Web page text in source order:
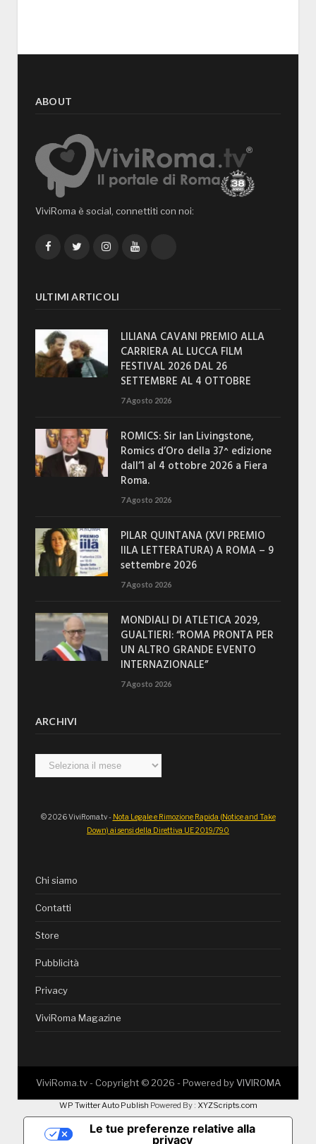
ABOUT
ViviRoma è social, connettiti con noi:
FacebookTwitterInstagramYouTube
ULTIMI ARTICOLI
LILIANA CAVANI PREMIO ALLA
CARRIERA AL LUCCA FILM
FESTIVAL 2026 DAL 26
SETTEMBRE AL 4 OTTOBRE
7 Agosto 2026
ROMICS: Sir Ian Livingstone,
Romics d’Oro della 37^ edizione
dall’1 al 4 ottobre 2026 a Fiera
Roma.
7 Agosto 2026
PILAR QUINTANA (XVI PREMIO
IILA LETTERATURA) A ROMA – 9
settembre 2026
7 Agosto 2026
MONDIALI DI ATLETICA 2029,
GUALTIERI: “ROMA PRONTA PER
UN ALTRO GRANDE EVENTO
INTERNAZIONALE”
7 Agosto 2026
ARCHIVI
Archivi
© 2026 ViviRoma.tv - Nota Legale e Rimozione Rapida (Notice and Take
Down) ai sensi della Direttiva UE 2019/790
Chi siamo
Contatti
Store
Pubblicità
Privacy
ViviRoma Magazine
ViviRoma.tv - Copyright © 2026 - Powered byVIVIROMA
WP Twitter Auto Publish Powered By : XYZScripts.com
Le tue preferenze relative alla
privacy